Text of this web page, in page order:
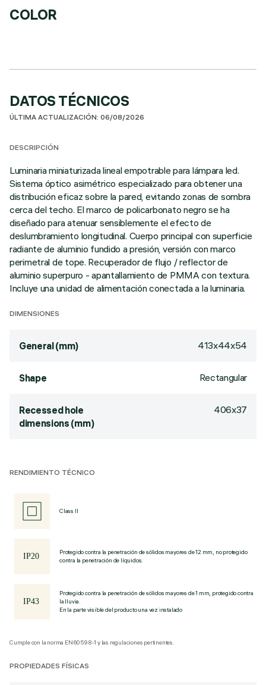
COLOR
DATOS TÉCNICOS
ÚLTIMA ACTUALIZACIÓN: 06/08/2026
DESCRIPCIÓN
Luminaria miniaturizada lineal empotrable para lámpara led.
Sistema óptico asimétrico especializado para obtener una
distribución eficaz sobre la pared, evitando zonas de sombra
cerca del techo. El marco de policarbonato negro se ha
diseñado para atenuar sensiblemente el efecto de
deslumbramiento longitudinal. Cuerpo principal con superficie
radiante de aluminio fundido a presión, versión con marco
perimetral de tope. Recuperador de flujo / reflector de
aluminio superpuro - apantallamiento de PMMA con textura.
Incluye una unidad de alimentación conectada a la luminaria.
DIMENSIONES
General (mm) 413x44x54
Shape Rectangular
Recessed hole
dimensions (mm)
406x37
RENDIMIENTO TÉCNICO
Class II
Protegido contra la penetración de sólidos mayores de 12 mm, no protegido
contra la penetración de líquidos.
Protegido contra la penetración de sólidos mayores de 1 mm, protegido contra
la lluvia.
En la parte visible del producto una vez instalado
Cumple con la norma EN60598-1 y las regulaciones pertinentes.
PROPIEDADES FÍSICAS